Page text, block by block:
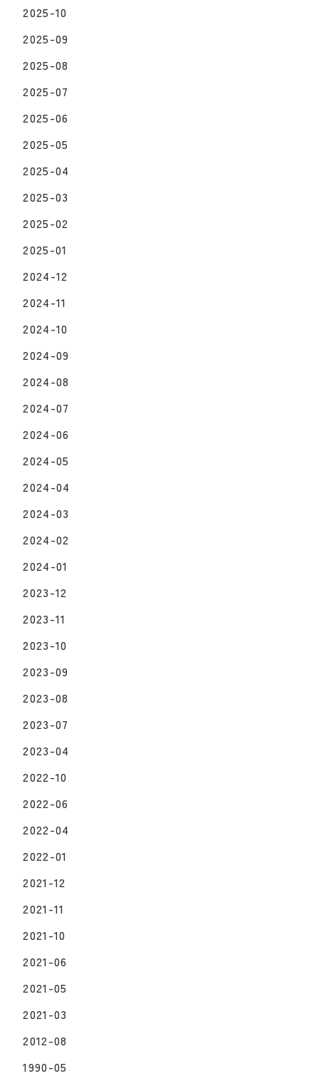
2025-10
2025-09
2025-08
2025-07
2025-06
2025-05
2025-04
2025-03
2025-02
2025-01
2024-12
2024-11
2024-10
2024-09
2024-08
2024-07
2024-06
2024-05
2024-04
2024-03
2024-02
2024-01
2023-12
2023-11
2023-10
2023-09
2023-08
2023-07
2023-04
2022-10
2022-06
2022-04
2022-01
2021-12
2021-11
2021-10
2021-06
2021-05
2021-03
2012-08
1990-05